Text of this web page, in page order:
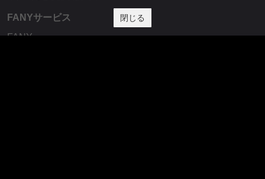
FANYサービス
FANY
閉じる